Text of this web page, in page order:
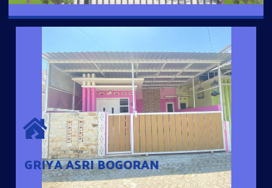
GRIYA ASRI BOGORAN
GRIYA ASRI BOGORAN
Desain Modern Minimalis dengan Konsep Rumah Pintar
Sehingga Memudahkan Penghuni mengakses rumahnya
dengan Ponsel